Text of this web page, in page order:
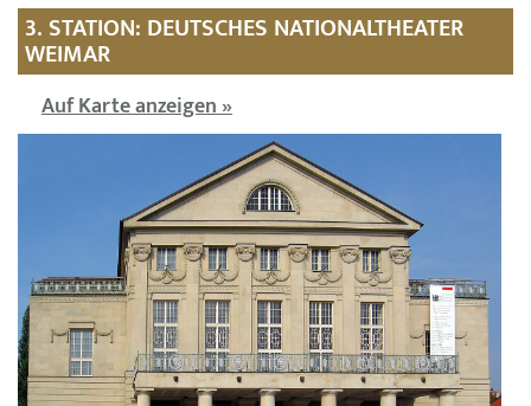
3. STATION: DEUTSCHES NATIONALTHEATER
WEIMAR
Auf Karte anzeigen »